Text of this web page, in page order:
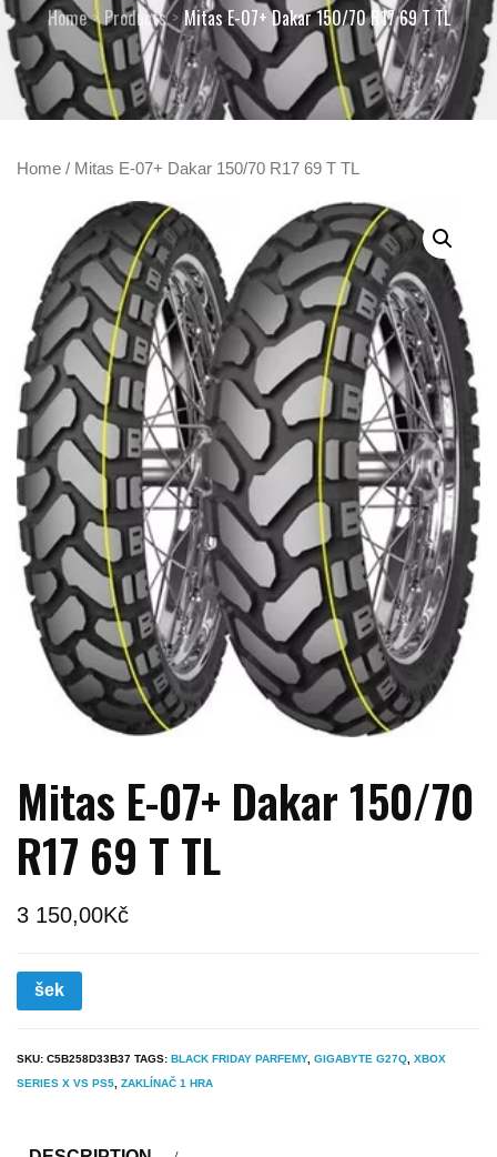
Home Products Mitas E-07+ Dakar 150/70 R17 69 T TL
Home / Mitas E-07+ Dakar 150/70 R17 69 T TL
Mitas E-07+ Dakar 150/70
R17 69 T TL
3 150,00Kč
šek
SKU: C5B258D33B37 TAGS: BLACK FRIDAY PARFEMY, GIGABYTE G27Q, XBOX
SERIES X VS PS5, ZAKLÍNAČ 1 HRA